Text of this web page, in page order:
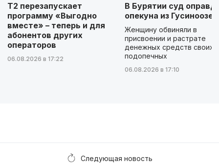
Т2 перезапускает
программу «Выгодно
вместе» – теперь и для
абонентов других
операторов
06.08.2026 в 17:22
В Бурятии суд
опекуна из
Женщину обвиняли в
присвоении и растрате
денежных средств своих
подопечных
06.08.2026 в 17:10
Следующая новость